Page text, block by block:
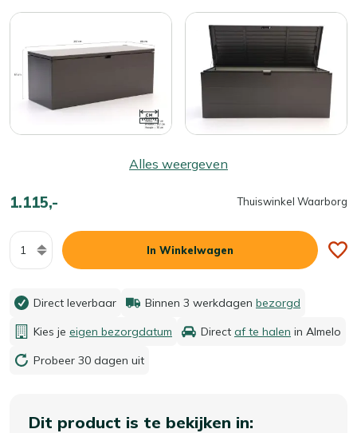
Alles weergeven
1.115,- Thuiswinkel Waarborg
Aantal
In Winkelwagen
Direct leverbaar Binnen 3 werkdagen bezorgd
Kies je eigen bezorgdatum Direct af te halen in Almelo
Probeer 30 dagen uit
Dit product is te bekijken in: